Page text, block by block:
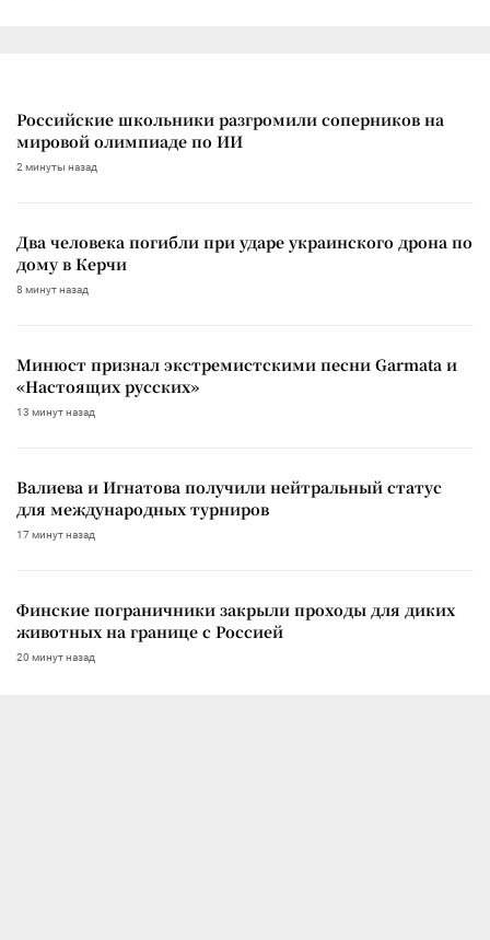
Российские школьники разгромили соперников на
мировой олимпиаде по ИИ
2 минуты назад
Два человека погибли при ударе украинского дрона по
дому в Керчи
8 минут назад
Минюст признал экстремистскими песни Garmata и
«Настоящих русских»
13 минут назад
Валиева и Игнатова получили нейтральный статус
для международных турниров
17 минут назад
Финские пограничники закрыли проходы для диких
животных на границе с Россией
20 минут назад